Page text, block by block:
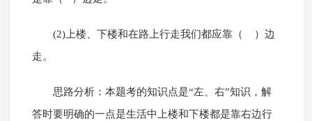
(2)上楼、下楼和在路上行走我们都应靠（ ）边
走。
思路分析：本题考的知识点是“左、右”知识，解
答时要明确的一点是生活中上楼和下楼都是靠右边行